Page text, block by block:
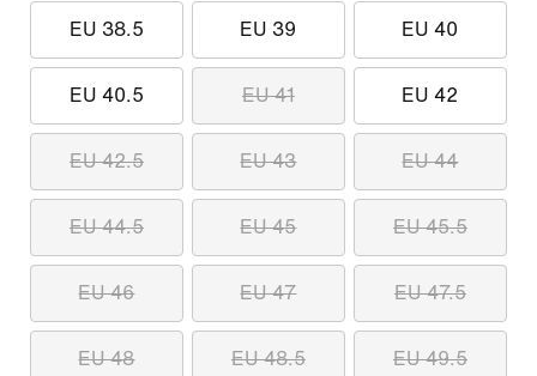
EU 38.5 EU 39 EU 40
EU 40.5 EU 41 EU 42
EU 42.5 EU 43 EU 44
EU 44.5 EU 45 EU 45.5
EU 46 EU 47 EU 47.5
EU 48 EU 48.5 EU 49.5